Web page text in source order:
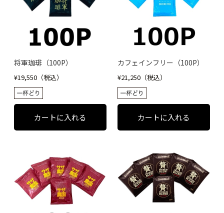
将軍珈琲（100P）
¥19,550（税込）
カフェインフリー（100P）
¥21,250（税込）